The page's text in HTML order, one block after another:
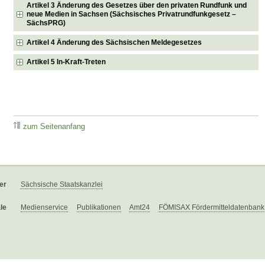
Artikel 3 Änderung des Gesetzes über den privaten Rundfunk und
neue Medien in Sachsen (Sächsisches Privatrundfunkgesetz –
SächsPRG)
Artikel 4 Änderung des Sächsischen Meldegesetzes
Artikel 5 In-Kraft-Treten
zum Seitenanfang
Sächsische Staatskanzlei
Medienservice Publikationen Amt24 FÖMISAX Fördermitteldatenbank